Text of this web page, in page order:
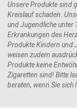
Unsere Produkte sind
Kreislauf schaden.
und Jugendliche unter
Erkrankungen des
Produkte Kindern und
weisen zudem
Produkte keine
Zigaretten sind! Bitte
beraten, wenn Sie sich